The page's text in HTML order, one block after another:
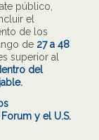
público,
el
de los
de 27 a 48
superior al
del
y el U.S.